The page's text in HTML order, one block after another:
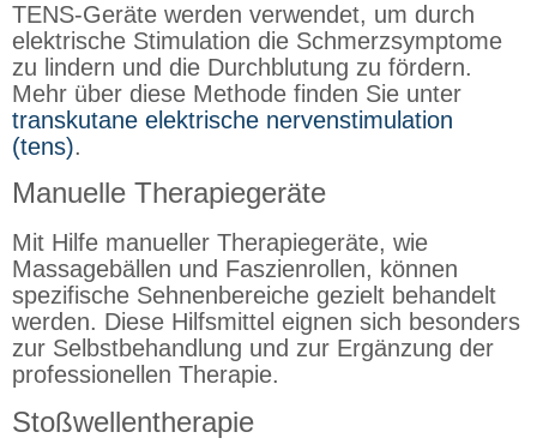
TENS-Geräte werden verwendet, um durch
elektrische Stimulation die Schmerzsymptome
zu lindern und die Durchblutung zu fördern.
Mehr über diese Methode finden Sie unter
transkutane elektrische nervenstimulation
(tens).
Manuelle Therapiegeräte
Mit Hilfe manueller Therapiegeräte, wie
Massagebällen und Faszienrollen, können
spezifische Sehnenbereiche gezielt behandelt
werden. Diese Hilfsmittel eignen sich besonders
zur Selbstbehandlung und zur Ergänzung der
professionellen Therapie.
Stoßwellentherapie